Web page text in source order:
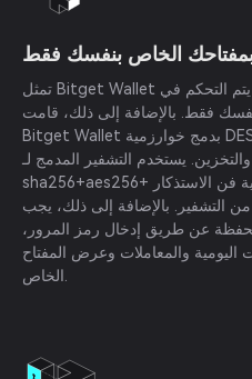
بمفتاحك الخاص بنفسك فقط
تمثل Bitget Wallet محفظة لامركزية غير احتجازية. يتم التحكم في
فقط. بالإضافة إلى ذلك، قامت
Bitget Wallet بدمج خوارزمية DESM الفريدة من أجل فن الاستذكار
يستخدم التشفير المدمج لـ
sha256+aes256+ التحقق السحابي لضمان حماية فن الاستذكار
التشفير. بالإضافة إلى ذلك، يجب
عن طريق إدخال رمز المرور،
اليومية والمعاملات وعرض المفتاح